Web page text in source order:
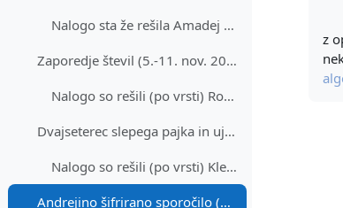
Nalogo sta že rešila Amadej Šenk Juh in Aljaž Erzi... (kopiraj)
Zaporedje števil (5.-11. nov. 2021)
Nalogo so rešili (po vrsti) Rok Cej, Urban Novak i... (kopiraj)
Dvajseterec slepega pajka in ujeta muha (3.-11.dec. 2020)
Nalogo so rešili (po vrsti) Klemen Jan Enova, Mati... (kopiraj)
Andrejino šifrirano sporočilo (22. jan.-24.jan. 2020)
z